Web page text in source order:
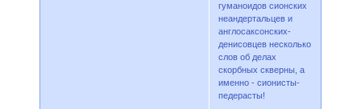
гуманоидов сионских
неандертальцев и
англосаксонских-
денисовцев несколько
слов об делах
скорбных скверны, а
именно - сионисты-
педерасты!